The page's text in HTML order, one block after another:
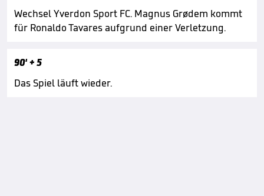
Wechsel Yverdon Sport FC. Magnus Grødem kommt
für Ronaldo Tavares aufgrund einer Verletzung.
90'+ 5
Das Spiel läuft wieder.